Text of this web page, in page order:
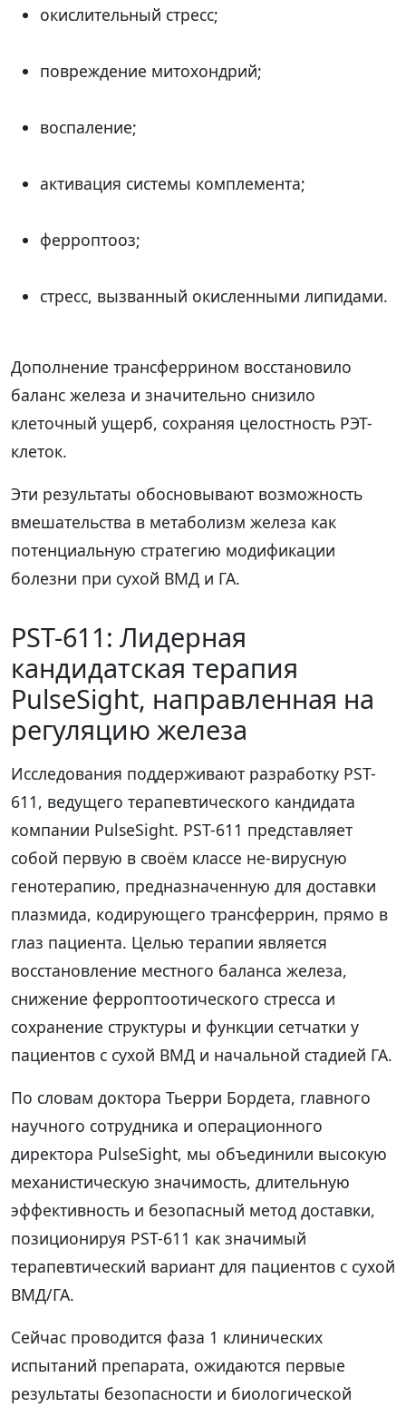
окислительный стресс;
повреждение митохондрий;
воспаление;
активация системы комплемента;
ферроптооз;
стресс, вызванный окисленными липидами.
Дополнение трансферрином восстановило
баланс железа и значительно снизило
клеточный ущерб, сохраняя целостность РЭТ-
клеток.
Эти результаты обосновывают возможность
вмешательства в метаболизм железа как
потенциальную стратегию модификации
болезни при сухой ВМД и ГА.
PST-611: Лидерная
кандидатская терапия
PulseSight, направленная на
регуляцию железа
Исследования поддерживают разработку PST-
611, ведущего терапевтического кандидата
компании PulseSight. PST-611 представляет
собой первую в своём классе не-вирусную
генотерапию, предназначенную для доставки
плазмида, кодирующего трансферрин, прямо в
глаз пациента. Целью терапии является
восстановление местного баланса железа,
снижение ферроптоотического стресса и
сохранение структуры и функции сетчатки у
пациентов с сухой ВМД и начальной стадией ГА.
По словам доктора Тьерри Бордета, главного
научного сотрудника и операционного
директора PulseSight, мы объединили высокую
механистическую значимость, длительную
эффективность и безопасный метод доставки,
позиционируя PST-611 как значимый
терапевтический вариант для пациентов с сухой
ВМД/ГА.
Сейчас проводится фаза 1 клинических
испытаний препарата, ожидаются первые
результаты безопасности и биологической